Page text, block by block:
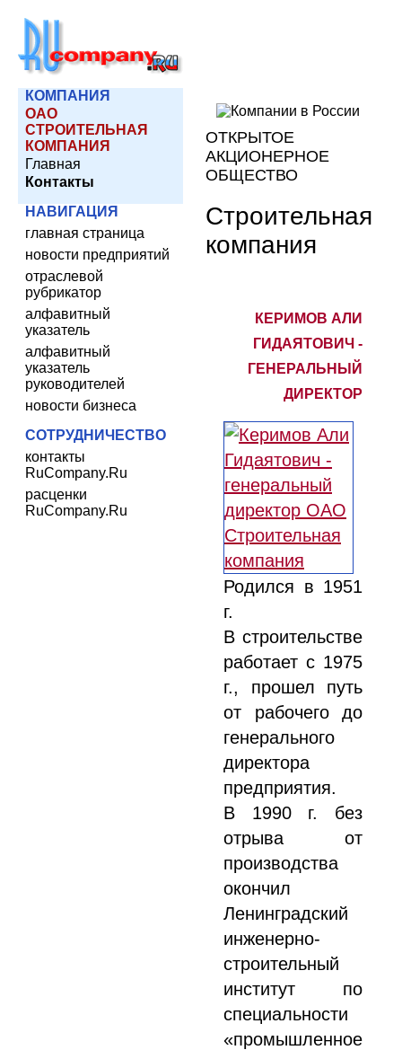
КОМПАНИЯ
ОАО
СТРОИТЕЛЬНАЯ
КОМПАНИЯ
Главная
Контакты
НАВИГАЦИЯ
главная страница
новости предприятий
отраслевой
рубрикатор
алфавитный
указатель
алфавитный
указатель
руководителей
новости бизнеса
СОТРУДНИЧЕСТВО
контакты
RuCompany.Ru
расценки
RuCompany.Ru
ОТКРЫТОЕ
АКЦИОНЕРНОЕ
ОБЩЕСТВО
Строительная
компания
КЕРИМОВ АЛИ
ГИДАЯТОВИЧ -
ГЕНЕРАЛЬНЫЙ
ДИРЕКТОР
Родился в 1951
г.
В строительстве
работает с 1975
г., прошел путь
от рабочего до
генерального
директора
предприятия.
В 1990 г. без
отрыва от
производства
окончил
Ленинградский
инженерно-
строительный
институт по
специальности
«промышленное